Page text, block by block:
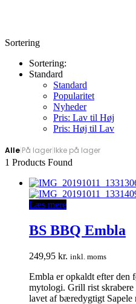
Sortering
Sortering:
Standard
Standard
Popularitet
Nyheder
Pris: Lav til Høj
Pris: Høj til Lav
Alle På lager Ikke på lager
1 Products Found
Læs mere
BS BBQ Embla
249,95 kr. inkl. moms
Embla er opkaldt efter den
mytologi. Grill rist
lavet af bæredygtigt